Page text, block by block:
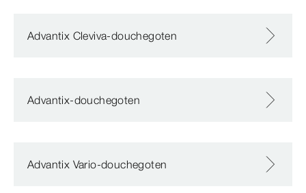
Advantix Cleviva-douchegoten
Advantix-douchegoten
Advantix Vario-douchegoten